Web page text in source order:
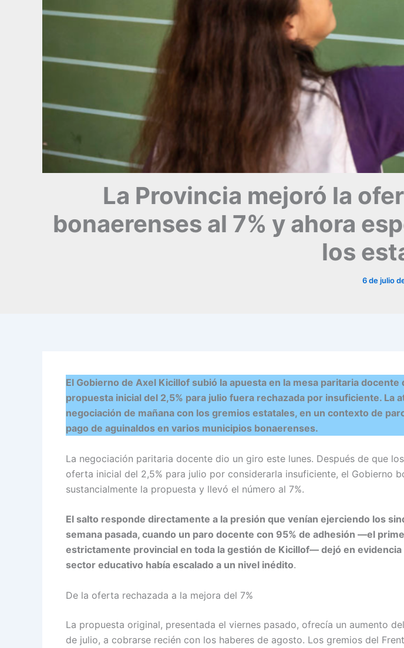
La Provincia mejoró la
bonaerenses al 7% y ahora
los
6 de julio
El Gobierno de Axel Kicillof subió la apuesta en la mesa paritaria docente
propuesta inicial del 2,5% para julio fuera rechazada por insuficiente. La
negociación de mañana con los gremios estatales, en un contexto de
pago de aguinaldos en varios municipios bonaerenses.
La negociación paritaria docente dio un giro este lunes. Después de que
oferta inicial del 2,5% para julio por considerarla insuficiente, el Gobierno
sustancialmente la propuesta y llevó el número al 7%.
El salto responde directamente a la presión que venían ejerciendo los
semana pasada, cuando un paro docente con 95% de adhesión —el
estrictamente provincial en toda la gestión de Kicillof— dejó en evidencia
sector educativo había escalado a un nivel inédito.
De la oferta rechazada a la mejora del 7%
La propuesta original, presentada el viernes pasado, ofrecía un aumento
de julio, a cobrarse recién con los haberes de agosto. Los gremios del